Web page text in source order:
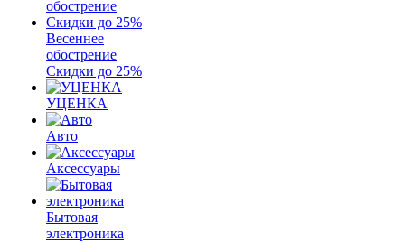
Весеннее
обострение
Скидки до 25%
УЦЕНКА
Авто
Аксессуары
Бытовая
электроника